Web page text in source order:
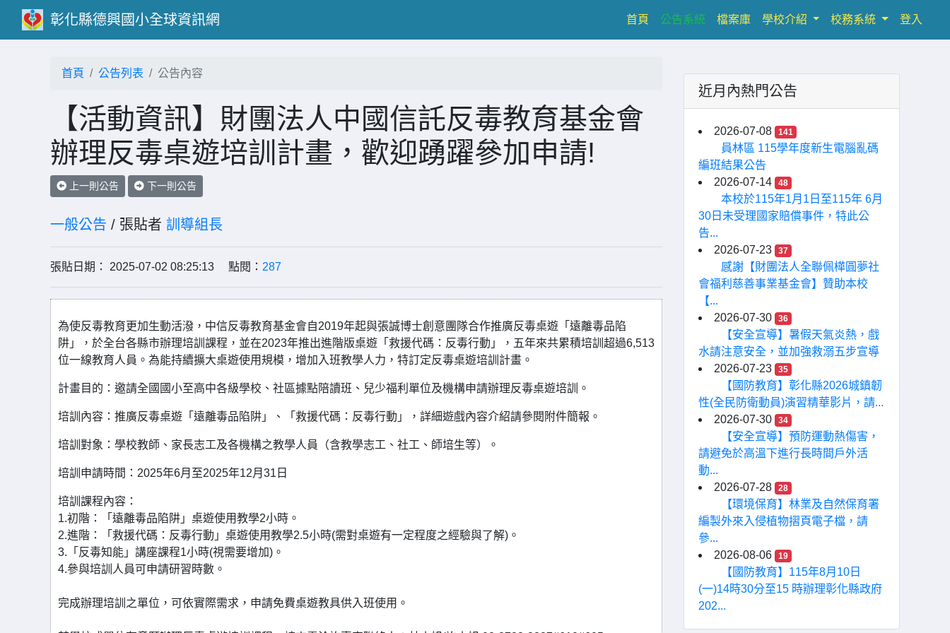
彰化縣德興國小全球資訊網 首頁(current)
公告系統 檔案庫 學校介紹 校務系統 登入
首頁 公告列表 公告內容
【活動資訊】財團法人中國信託反毒教育基金會
辦理反毒桌遊培訓計畫，歡迎踴躍參加申請!
上一則公告 下一則公告
一般公告 / 張貼者 訓導組長
張貼日期： 2025-07-02 08:25:13 點閱： 287
為使反毒教育更加生動活潑，中信反毒教育基金會自2019年起與張誠博士創意團隊合作推廣反毒桌遊「遠離毒品陷
阱」，於全台各縣市辦理培訓課程，並在2023年推出進階版桌遊「救援代碼：反毒行動」，五年來共累積培訓超過6,513
位一線教育人員。為能持續擴大桌遊使用規模，增加入班教學人力，特訂定反毒桌遊培訓計畫。
計畫目的：邀請全國國小至高中各級學校、社區據點陪讀班、兒少福利單位及機構申請辦理反毒桌遊培訓。
培訓內容：推廣反毒桌遊「遠離毒品陷阱」、「救援代碼：反毒行動」，詳細遊戲內容介紹請參閱附件簡報。
培訓對象：學校教師、家長志工及各機構之教學人員（含教學志工、社工、師培生等）。
培訓申請時間：2025年6月至2025年12月31日
培訓課程內容：
1.初階：「遠離毒品陷阱」桌遊使用教學2小時。
2.進階：「救援代碼：反毒行動」桌遊使用教學2.5小時(需對桌遊有一定程度之經驗與了解)。
3.「反毒知能」講座課程1小時(視需要增加)。
4.參與培訓人員可申請研習時數。
完成辦理培訓之單位，可依實際需求，申請免費桌遊教具供入班使用。
近月內熱門公告
2026-07-08 141
員林區 115學年度新生電腦亂碼
編班結果公告
2026-07-14
48
本校於115年1月1日至115年 6月
30日未受理國家賠償事件，特此公
告...
2026-07-23
37
感謝【財團法人全聯佩樺圓夢社
會福利慈善事業基金會】贊助本校
【...
2026-07-30
36
【安全宣導】暑假天氣炎熱，戲
水請注意安全，並加強救溺五步宣導
2026-07-23
35
【國防教育】彰化縣2026城鎮韌
性(全民防衛動員)演習精華影片，請...
2026-07-30
34
【安全宣導】預防運動熱傷害，
請避免於高溫下進行長時間戶外活
動...
2026-07-28
28
【環境保育】林業及自然保育署
編製外來入侵植物摺頁電子檔，請
參...
2026-08-06
19
【國防教育】115年8月10日
(一)14時30分至15 時辦理彰化縣政府
202...